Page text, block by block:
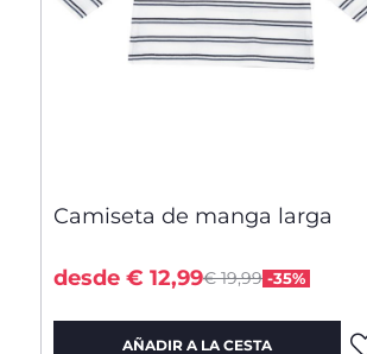
Camiseta de manga larga
Price reduced from
€ 19,99 -35%
to
desde € 12,99
AÑADIR A LA CESTA